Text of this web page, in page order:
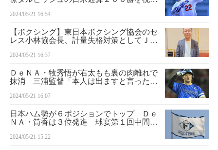
2024/05/21 16:54
【ボクシング】東日本ボクシング協会のセ
レス小林協会長、計量失格対策としてＪＢ
提出する方針
2024/05/21 16:37
ＤｅＮＡ・牧秀悟が右太もも裏の肉離れで
抹消 三浦監督「本人は出ますと言ったが
2024/05/21 16:07
日本ハム勢が６ポジションでトップ Ｄｅ
ＮＡ・筒香は３位発進 球宴第１回中間発
2024/05/21 15:22